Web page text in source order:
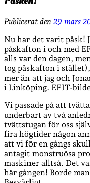
Publicerat den 29 mars
Nu har det varit påsk!
påskafton i och med
alls var den dagen,
tog påskafton i
mer än att jag och
i Linköping. EFIT-
Vi passade på att
underbart av två
tvättstugan för oss
fira högtider någon
att vi för en gångs
antagit monstruösa
maskiner alltså. Det
här gången! Borde